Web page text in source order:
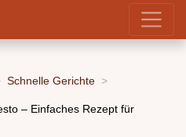
Schnelle Gerichte
– Einfaches Rezept für